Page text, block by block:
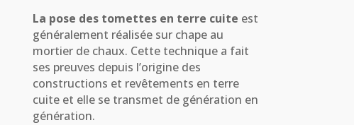
La pose des tomettes en terre cuite est
généralement réalisée sur chape au
mortier de chaux. Cette technique a fait
ses preuves depuis l’origine des
constructions et revêtements en terre
cuite et elle se transmet de génération en
génération.